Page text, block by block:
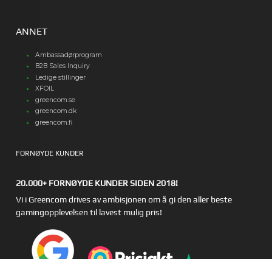
ANNET
Ambassadørprogram
B2B Sales Inquiry
Ledige stillinger
XFOIL
greencom.se
greencom.dk
greencom.fi
FORNØYDE KUNDER
20.000+ FORNØYDE KUNDER SIDEN 2018!
Vi i Greencom drives av ambisjonen om å gi den aller beste
gamingopplevelsen til lavest mulig pris!